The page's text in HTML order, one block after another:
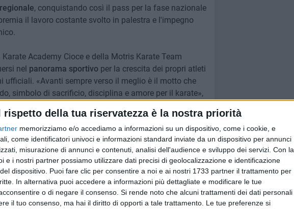
rispetto della tua riservatezza è la nostra priorità
memorizziamo e/o accediamo a informazioni su un dispositivo, come i cookie, e
come identificatori univoci e informazioni standard inviate da un dispositivo per annunci
misurazione di annunci e contenuti, analisi dell'audience e sviluppo dei servizi. Con la
e i nostri partner possiamo utilizzare dati precisi di geolocalizzazione e identificazione
dispositivo. Puoi fare clic per consentire a noi e ai nostri 1733 partner il trattamento per
In alternativa puoi accedere a informazioni più dettagliate e modificare le tue
o di negare il consenso. Si rende noto che alcuni trattamenti dei dati personali
il tuo consenso, ma hai il diritto di opporti a tale trattamento. Le tue preferenze si
, conquistando così il pass per la fase nazionale
il lavoro costante svolto in palestra e l'impegno
Academy Cioce e della Motris Karate Team
nel panorama sportivo per la crescita dei propri atleti
ufficiali. «Avanti sempre verso il meglio è il motto che
simbolo di sacrificio, disciplina e amore per il karate»,
un risultato individuale, ma anche il frutto di un
passione per il karate: valori che da sempre
lo sguardo è rivolto al prossimo appuntamento con il
sarà chiamato a confermare quanto di buono
sé ambizioni e voglia di continuare a migliorarsi.